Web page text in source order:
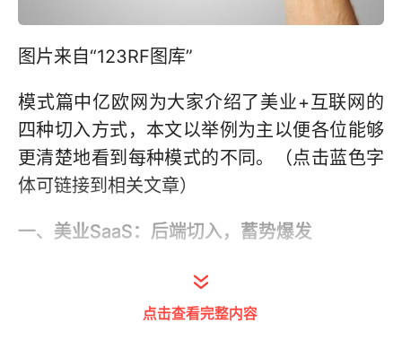
图片来自“123RF图库”
模式篇中亿欧网为大家介绍了美业+互联网的
四种切入方式，本文以举例为主以便各位能够
更清楚地看到每种模式的不同。（点击蓝色字
体可链接到相关文章）
一、美业SaaS：后端切入，蓄势爆发
上海博卡软件科技有限公司成立于2004年，
点击查看完整内容